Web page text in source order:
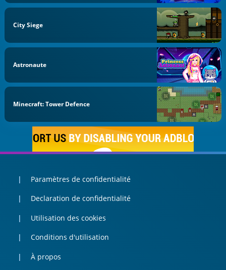
City Siege
Astronaute
Minecraft: Tower Defence
Paramètres de confidentialité
Declaration de confidentialité
Utilisation des cookies
Conditions d'utilisation
À propos